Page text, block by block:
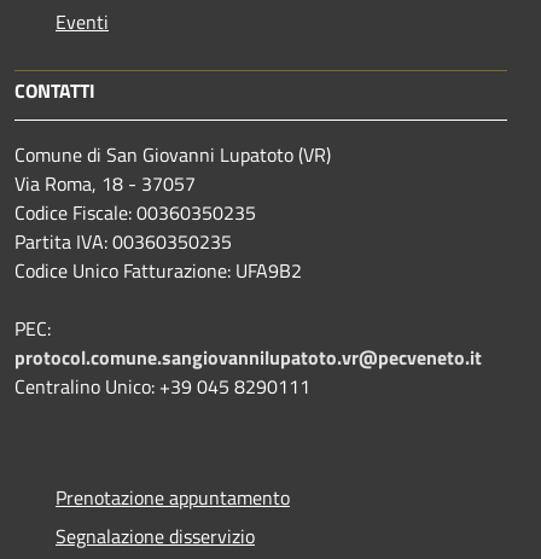
Eventi
CONTATTI
Comune di San Giovanni Lupatoto (VR)
Via Roma, 18 - 37057
Codice Fiscale: 00360350235
Partita IVA: 00360350235
Codice Unico Fatturazione: UFA9B2
PEC:
protocol.comune.sangiovannilupatoto.vr@pecveneto.it
Centralino Unico: +39 045 8290111
Prenotazione appuntamento
Segnalazione disservizio